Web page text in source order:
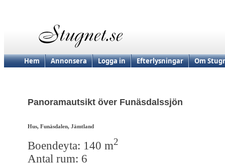
Hem Annonsera Logga in Efterlysningar Om
Panoramautsikt över Funäsdalssjön
Hus, Funäsdalen, Jämtland
Boendeyta: 140 m2
Antal rum: 6